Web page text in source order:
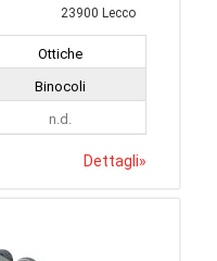
23900 Lecco
Ottiche
Binocoli
n.d.
Dettagli»